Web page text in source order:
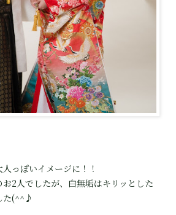
っぽいイメージに！！
2人でしたが、白無垢はキリッとした
た(^^♪